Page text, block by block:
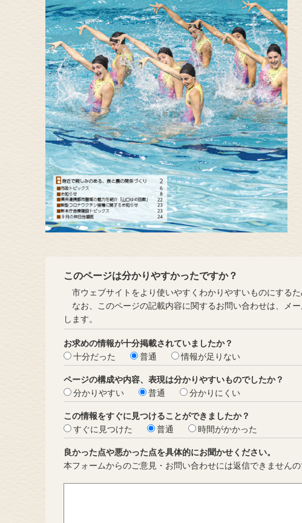
このページは分かりやすかったですか？
市ウェブサイトをより使いやすくわかりやすいものにする
なお、このページの記載内容に関するお問い合わせは、メ
します。
お求めの情報が十分掲載されていましたか？
十分だった
普通 情報が足りない
ページの構成や内容、表現は分かりやすいものでしたか？
分かりやすい
普通 分かりにくい
この情報をすぐに見つけることができましたか？
すぐに見つけた
普通 時間がかかった
良かった点や悪かった点を具体的にお聞かせください。
本フォームからのご意見・お問い合わせには返信できません